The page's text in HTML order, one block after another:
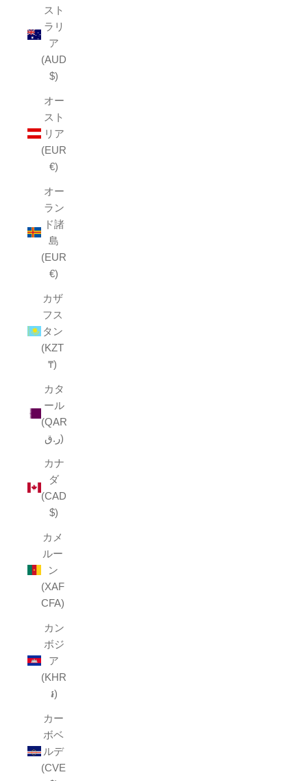
スト
ラリ
ア
(AUD
$)
オー
スト
リア
(EUR
€)
オー
ラン
ド諸
島
(EUR
€)
カザ
フス
タン
(KZT
₸)
カタ
ール
(QAR
ر.ق)
カナ
ダ
(CAD
$)
カメ
ルー
ン
(XAF
CFA)
カン
ボジ
ア
(KHR
៛)
カー
ボベ
ルデ
(CVE